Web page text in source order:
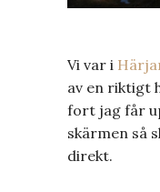
Vi var i
av en riktigt
fort jag får
skärmen så
direkt.